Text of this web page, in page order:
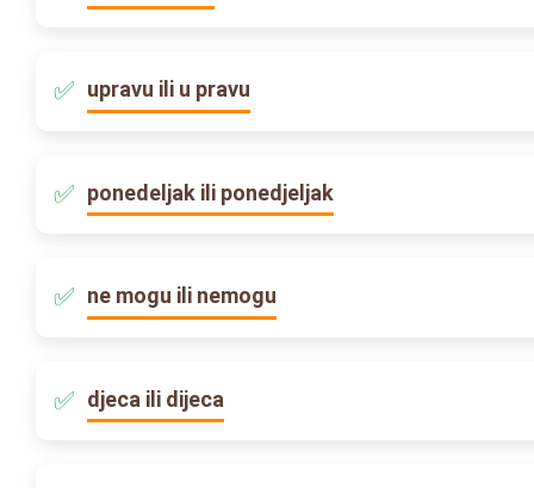
upravu ili u pravu
ponedeljak ili ponedjeljak
ne mogu ili nemogu
djeca ili dijeca